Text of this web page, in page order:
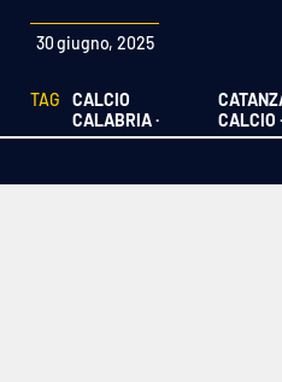
Podcast
Editoriali
30 giugno, 2025
TAG
CALCIO
CALABRIA ·
CALCIO ·